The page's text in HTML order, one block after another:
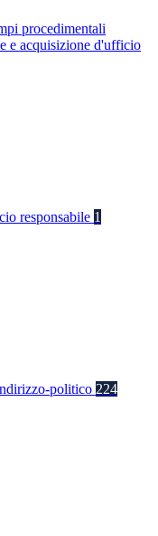
procedimentali
e acquisizione d'ufficio
responsabile 1
politico 224